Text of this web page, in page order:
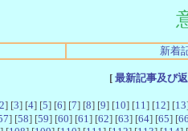
新着
[最新記事及び
] [3] [4] [5] [6] [7] [8] [9] [10] [11 ] [12] [13
] [58] [59] [60] [61 ] [62] [63] [64] [65] [66